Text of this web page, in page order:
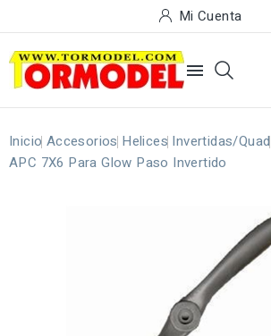
Mi Cuenta

Inicio Accesorios Helices Invertidas/Quad
APC 7X6 Para Glow Paso Invertido